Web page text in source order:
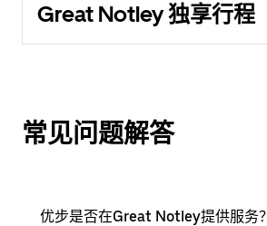
Great Notley 独享行程
常见问题解答
优步是否在Great Notley提供服务？